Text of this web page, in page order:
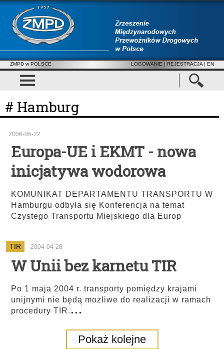
ZMPD w POLSCE LOGOWANIE | REJESTRACJA | EN
# Hamburg
2006-05-22
Europa-UE i EKMT - nowa
inicjatywa wodorowa
KOMUNIKAT DEPARTAMENTU TRANSPORTU W
Hamburgu odbyła się Konferencja na temat
Czystego Transportu Miejskiego dla Europ
TIR 2004-04-28
W Unii bez karnetu TIR
Po 1 maja 2004 r. transporty pomiędzy krajami
unijnymi nie będą możliwe do realizacji w ramach
procedury TIR....
Pokaż kolejne